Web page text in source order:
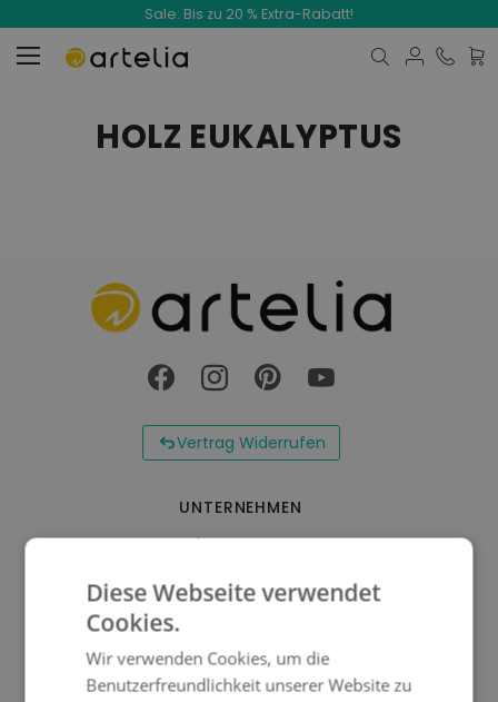
Sale: Bis zu 20 % Extra-Rabatt!
HOLZ EUKALYPTUS
Vertrag Widerrufen
UNTERNEHMEN
Impressum
AGB
Widerruf & Retouren
Datenschutz
Über Uns
Diese Webseite verwendet
Cookies.
Wir verwenden Cookies, um die
Benutzerfreundlichkeit unserer Website zu